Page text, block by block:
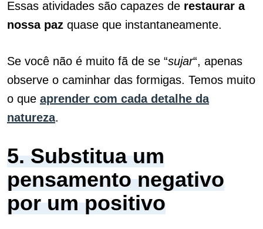
Essas atividades são capazes de restaurar a
nossa paz quase que instantaneamente.
Se você não é muito fã de se “sujar“, apenas
observe o caminhar das formigas. Temos muito
o que aprender com cada detalhe da
natureza.
5. Substitua um
pensamento negativo
por um positivo